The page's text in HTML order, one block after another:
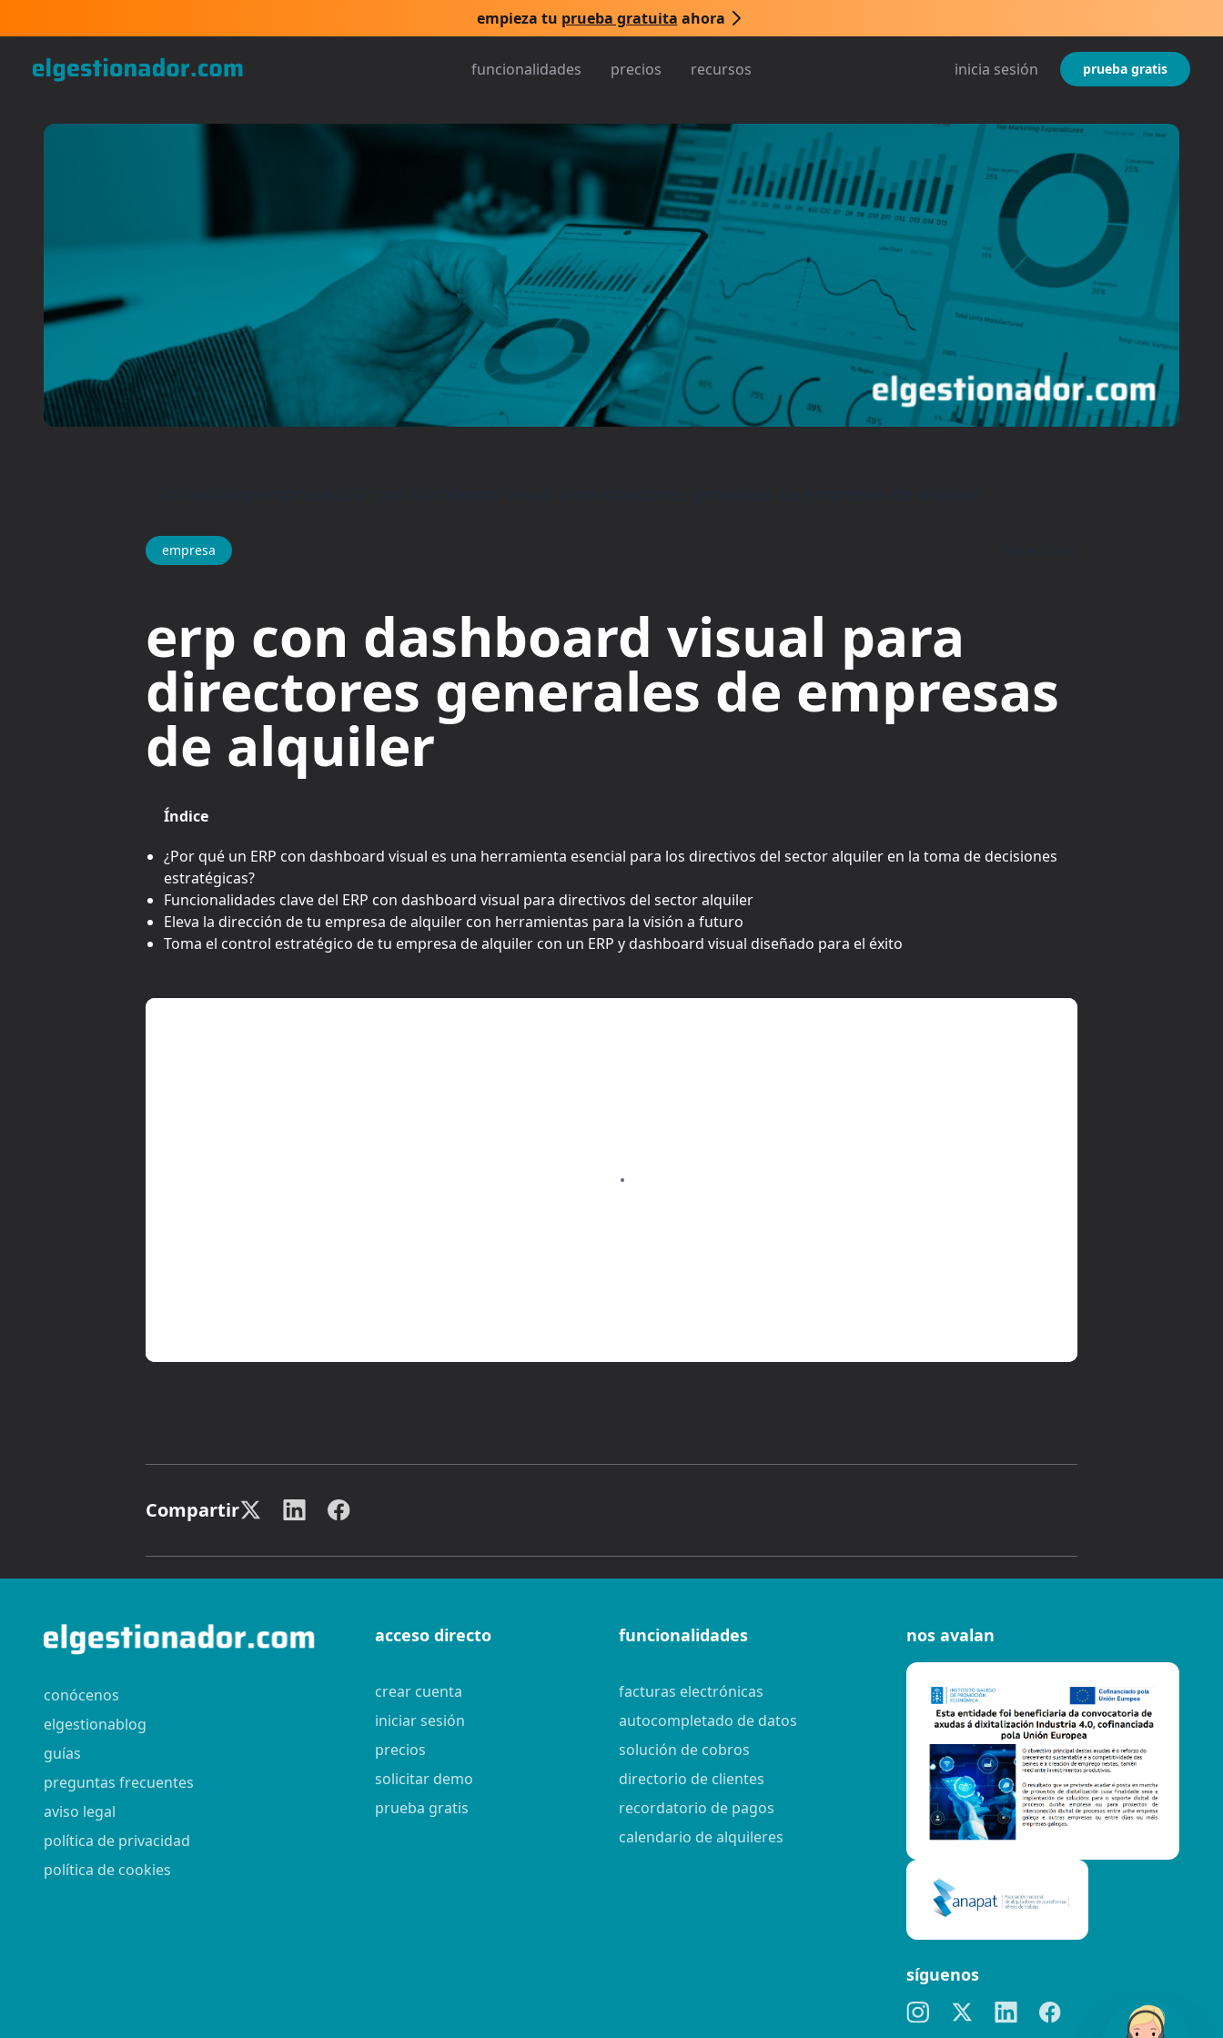
empieza tu prueba gratuita ahora
funcionalidades precios recursos inicia sesión prueba gratis
empresa
erp con dashboard visual para
directores generales de empresas
de alquiler
Índice
¿Por qué un ERP con dashboard visual es una herramienta esencial para los directivos del sector alquiler en la toma de decisiones
estratégicas?
Funcionalidades clave del ERP con dashboard visual para directivos del sector alquiler
Eleva la dirección de tu empresa de alquiler con herramientas para la visión a futuro
Toma el control estratégico de tu empresa de alquiler con un ERP y dashboard visual diseñado para el éxito
Compartir
conócenos
elgestionablog
guías
preguntas frecuentes
aviso legal
política de privacidad
política de cookies
acceso directo
crear cuenta
iniciar sesión
precios
solicitar demo
prueba gratis
funcionalidades
facturas electrónicas
autocompletado de datos
solución de cobros
directorio de clientes
recordatorio de pagos
calendario de alquileres
nos avalan
síguenos